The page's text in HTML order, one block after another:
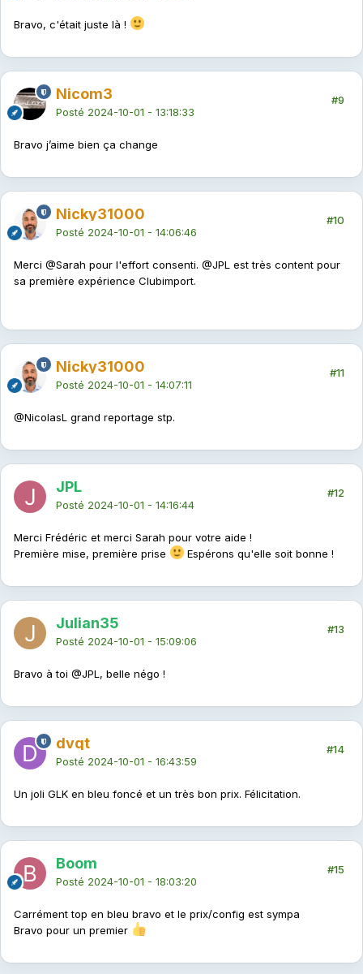
Bravo, c'était juste là !
Nicom3
Posté 2024-10-01 - 13:18:33
#9
Bravo j’aime bien ça change
Nicky31000
Posté 2024-10-01 - 14:06:46
#10
Merci @Sarah pour l'effort consenti. @JPL est très content pour
sa première expérience Clubimport.
Nicky31000
Posté 2024-10-01 - 14:07:11
#11
@NicolasL grand reportage stp.
JPL
Posté 2024-10-01 - 14:16:44
#12
Merci Frédéric et merci Sarah pour votre aide !
Première mise, première prise
Espérons qu'elle soit bonne !
Julian35
Posté 2024-10-01 - 15:09:06
#13
Bravo à toi @JPL, belle négo !
dvqt
Posté 2024-10-01 - 16:43:59
#14
Un joli GLK en bleu foncé et un très bon prix. Félicitation.
Boom
Posté 2024-10-01 - 18:03:20
#15
Carrément top en bleu bravo et le prix/config est sympa
Bravo pour un premier